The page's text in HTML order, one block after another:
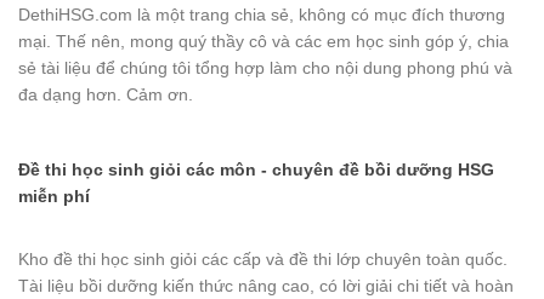
DethiHSG.com là một trang chia sẻ, không có mục đích thương
mại. Thế nên, mong quý thầy cô và các em học sinh góp ý, chia
sẻ tài liệu để chúng tôi tổng hợp làm cho nội dung phong phú và
đa dạng hơn. Cảm ơn.
Đề thi học sinh giỏi các môn - chuyên đề bồi dưỡng HSG
miễn phí
Kho đề thi học sinh giỏi các cấp và đề thi lớp chuyên toàn quốc.
Tài liệu bồi dưỡng kiến thức nâng cao, có lời giải chi tiết và hoàn